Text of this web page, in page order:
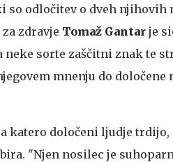
so odločitev o dveh
zdravje Tomaž Gantar je
neke sorte zaščitni znak te
mnenju do določene
katero določeni ljudje trdijo,
"Njen nosilec je